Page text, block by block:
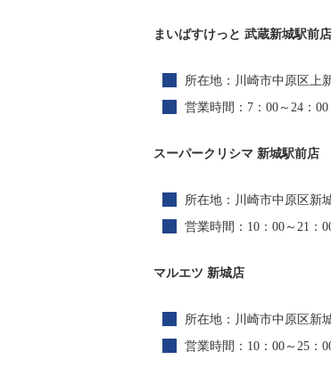
まいばすけっと 武蔵新城駅前店
所在地：川崎市中原区上
営業時間：7：00～24：00
スーパークリシマ 新城駅前店
所在地：川崎市中原区新
営業時間：10：00～21：
マルエツ 新城店
所在地：川崎市中原区新
営業時間：10：00～25：